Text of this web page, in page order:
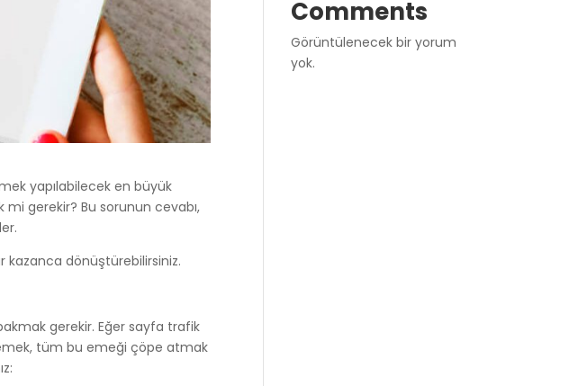
yapılabilecek en büyük
gerekir? Bu sorunun cevabı,
kazanca dönüştürebilirsiniz.
gerekir. Eğer sayfa trafik
tüm bu emeği çöpe atmak
Comments
Görüntülenecek bir yorum
yok.